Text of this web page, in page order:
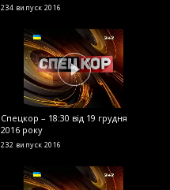
234 випуск 2016
Спецкор – 18:30 від 19 грудня
2016 року
232 випуск 2016